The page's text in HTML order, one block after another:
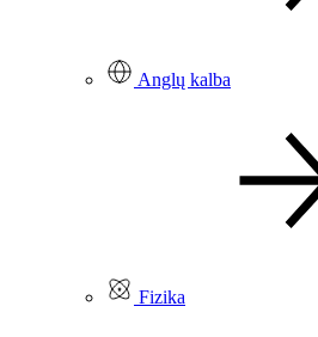
Anglų kalba
Fizika